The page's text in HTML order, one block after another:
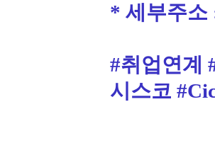
* 세부주소
#취업연계
시스코